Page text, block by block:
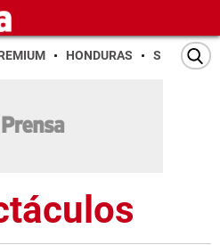
HONDURAS SAN PEDRO